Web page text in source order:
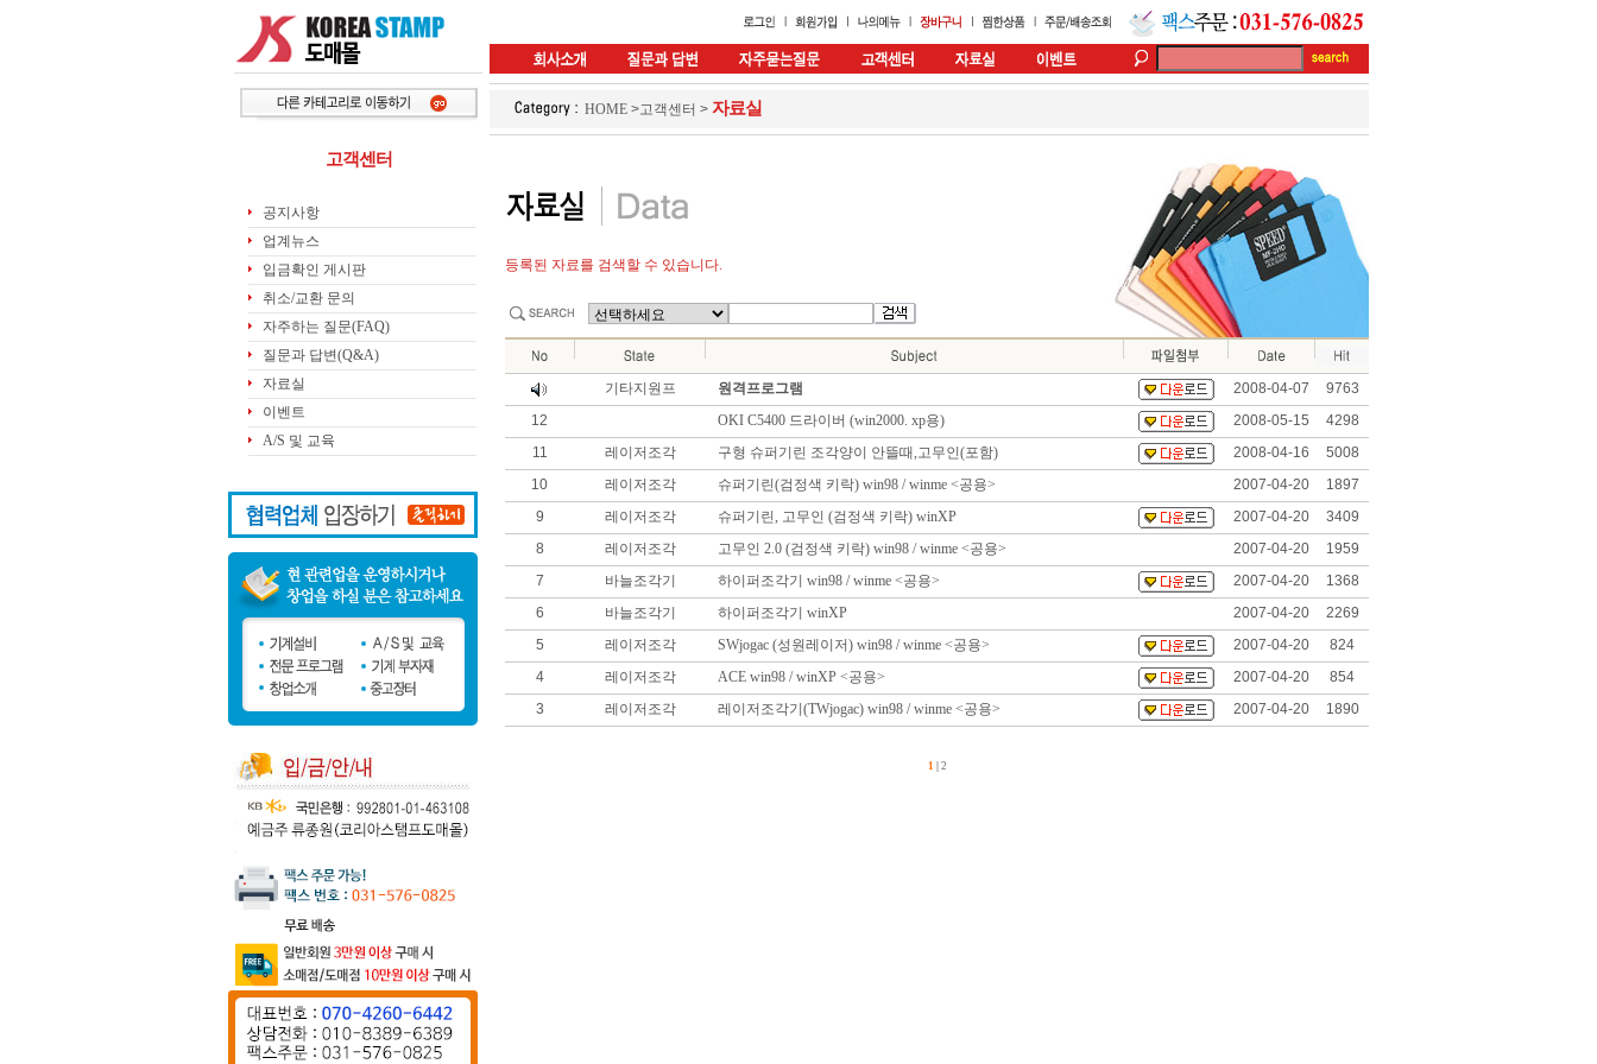
고객센터
공지사항
업계뉴스
입금확인 게시판
취소/교환 문의
자주하는 질문(FAQ)
질문과 답변(Q&A)
자료실
이벤트
A/S 및 교육
HOME >고객센터 > 자료실
등록된 자료를 검색할 수 있습니다.
기타지원프 원격프로그램 2008-04-07
9763
12
OKI C5400 드라이버 (win2000. xp용) 2008-05-15
4298
11
레이저조각 구형 슈퍼기린 조각양이 안뜰때,고무인(포함) 2008-04-16
5008
10
레이저조각 슈퍼기린(검정색 키락) win98 / winme <공용> 2007-04-20
1897
9
레이저조각 슈퍼기린, 고무인 (검정색 키락) winXP 2007-04-20
3409
8
레이저조각 고무인 2.0 (검정색 키락) win98 / winme <공용> 2007-04-20
1959
7
바늘조각기 하이퍼조각기 win98 / winme <공용> 2007-04-20
1368
6
바늘조각기 하이퍼조각기 winXP 2007-04-20
2269
5
레이저조각 SWjogac (성원레이저) win98 / winme <공용> 2007-04-20
824
4
레이저조각 ACE win98 / winXP <공용> 2007-04-20
854
3
레이저조각 레이저조각기(TWjogac) win98 / winme <공용> 2007-04-20 1890
1 2